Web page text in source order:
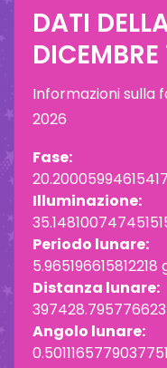
DATI
Informazioni sulla
2026
Fase:
Illuminazione:
Periodo lunare:
5.965196615812218
Distanza lunare:
Angolo lunare:
0.5011165779037751